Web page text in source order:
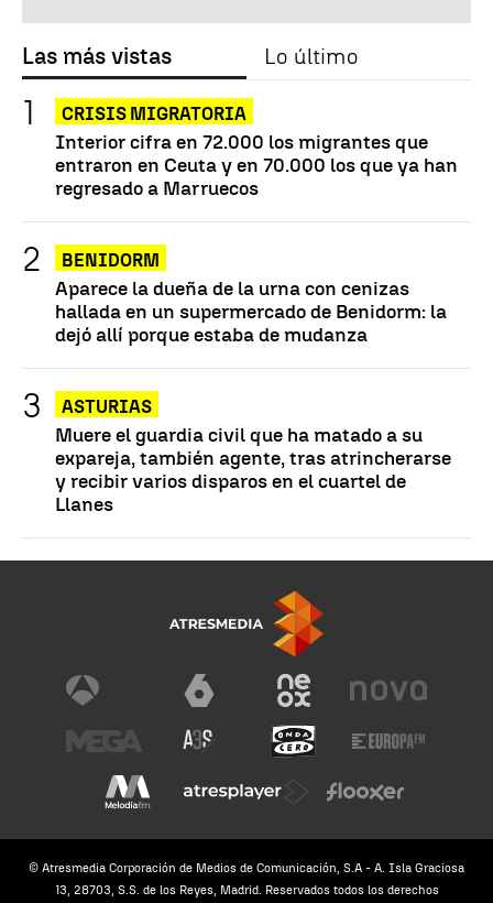
Las más vistas Lo último
CRISIS MIGRATORIA
Interior cifra en 72.000 los migrantes que
entraron en Ceuta y en 70.000 los que ya han
regresado a Marruecos
BENIDORM
Aparece la dueña de la urna con cenizas
hallada en un supermercado de Benidorm: la
dejó allí porque estaba de mudanza
ASTURIAS
Muere el guardia civil que ha matado a su
expareja, también agente, tras atrincherarse
y recibir varios disparos en el cuartel de
Llanes
© Atresmedia Corporación de Medios de Comunicación, S.A - A. Isla Graciosa
13, 28703, S.S. de los Reyes, Madrid. Reservados todos los derechos